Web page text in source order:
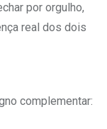
por orgulho,
real dos dois
complementar: